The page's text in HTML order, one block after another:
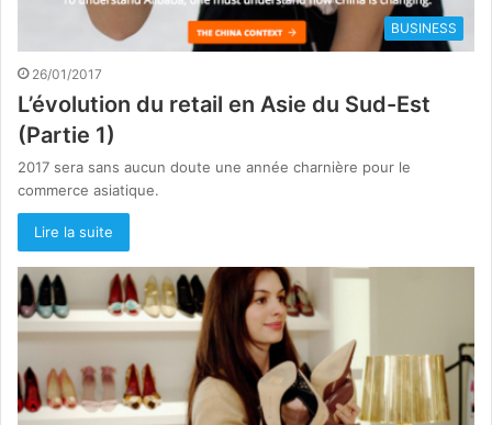
BUSINESS
26/01/2017
L’évolution du retail en Asie du Sud-Est
(Partie 1)
2017 sera sans aucun doute une année charnière pour le
commerce asiatique.
Lire la suite